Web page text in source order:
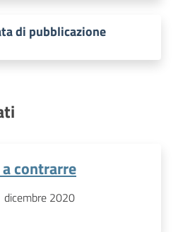
di pubblicazione
contrarre
dicembre 2020